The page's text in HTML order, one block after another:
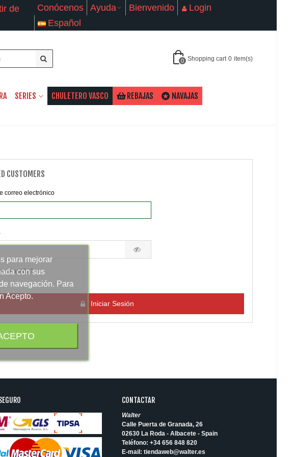
de
Conócenos Ayuda Bienvenido
Login
Español
0 Shopping cart 0 item(s)
SERIES CHULETERO VASCO REBAJAS NAVAJAS
CUSTOMERS
correo electrónico
Iniciar Sesión
CONTACTAR
Walter
Calle Puerta de Granada, 26
02630 La Roda - Albacete - Spain
Teléfono:+34 656 848 820
E-mail:tiendaweb@walter.es
para mejorar
con sus
navegación. Para
Acepto.